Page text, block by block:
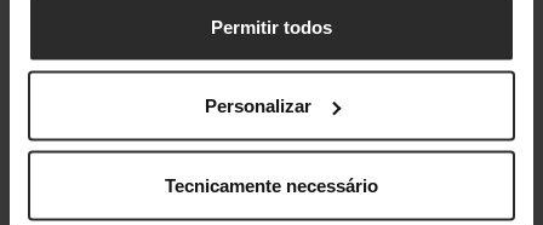
Permitir todos
Personalizar
Tecnicamente necessário